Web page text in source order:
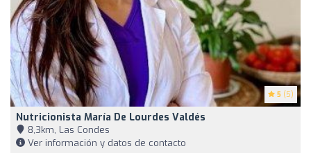
5 (5)
Nutricionista María De Lourdes Valdés
8,3km, Las Condes
Ver información y datos de contacto